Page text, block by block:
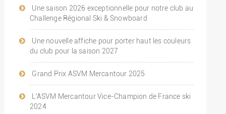
Une saison 2026 exceptionnelle pour notre club au
Challenge Régional Ski & Snowboard
Une nouvelle affiche pour porter haut les couleurs
du club pour la saison 2027
Grand Prix ASVM Mercantour 2025
L’ASVM Mercantour Vice-Champion de France ski
2024